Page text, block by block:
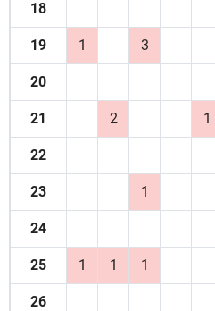
18
19 1 3
20
21 2 1
22
23 1
24
25 1 1 1
26